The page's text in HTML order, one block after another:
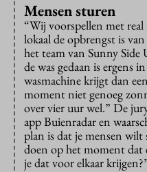
Mensen sturen
“Wij voorspellen met
lokaal de opbrengst is
het team van Sunny
de was gedaan is ergens
wasmachine krijgt dan
moment niet genoeg
over vier uur wel.” De
app Buienradar en
plan is dat je mensen
doen op het moment dat
je dat voor elkaar